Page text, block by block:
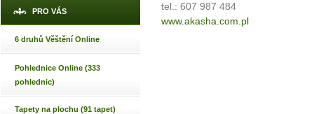
PRO VÁS
6 druhů Věštění Online
Pohlednice Online (333
pohlednic)
Tapety na plochu (91 tapet)
tel.: 607 987 484
www.akasha.com.pl